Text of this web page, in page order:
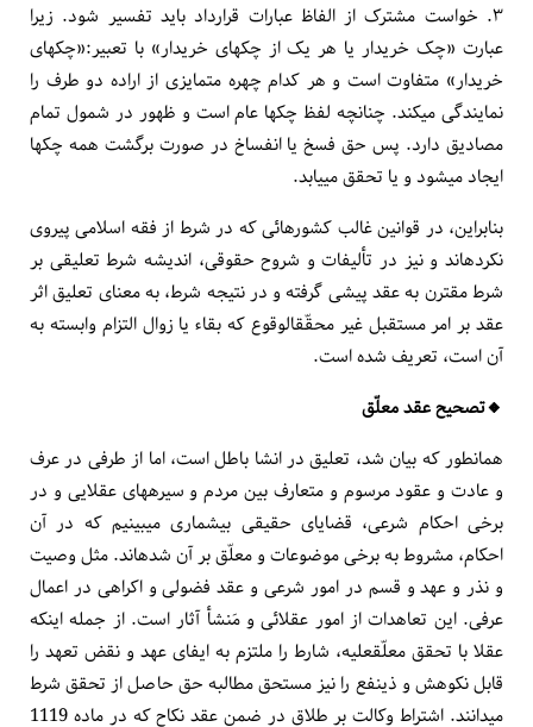
۳. خواست مشترک از الفاظ عبارات قرارداد باید تفسیر شود. زیرا
عبارت «چک خریدار یا هر یک از چک­های خریدار» با تعبیر:«چکهای
خریدار» متفاوت است و هر کدام چهره متمایزی از اراده دو طرف را
نمایندگی می­کند. چنانچه لفظ چکها عام است و ظهور در شمول تمام
مصادیق دارد. پس حق فسخ یا انفساخ در صورت برگشت همه چکها
ایجاد می­شود و یا تحقق می­یابد.
بنابراین، در قوانین غالب کشورهائی که در شرط از فقه اسلامی پیروی
نکرده­اند و نیز در تألیفات و شروح حقوقی، اندیشه شرط تعلیقی بر
شرط مقترن به عقد پیشی گرفته و در نتیجه شرط، به معنای تعلیق اثر
عقد بر امر مستقبل غیر محقّق­الوقوع که بقاء یا زوال التزام وابسته به
آن است، تعریف شده است.
🔸️تصحیح عقد معلّق
همان­طور که بیان شد، تعلیق در انشا باطل است، اما از طرفی در عرف
و عادت و عقود مرسوم و متعارف بین مردم و سیره­های عقلایی و در
برخی احکام شرعی، قضایای حقیقی بی­شماری می­بینیم که در آن
احکام، مشروط به برخی موضوعات و معلّق بر آن شده­اند. مثل وصیت
و نذر و عهد و قسم در امور شرعی و عقد فضولی و اکراهی در اعمال
عرفی. این تعاهدات از امور عقلائی و مَنشأ آثار است. از جمله اینکه
عقلا با تحقق معلّق­علیه، شارط را ملتزم به ایفای عهد و نقض تعهد را
قابل نکوهش و ذینفع را نیز مستحق مطالبه حق حاصل از تحقق شرط
می­دانند. اشتراط وکالت بر طلاق در ضمن عقد نکاح که در ماده 1119